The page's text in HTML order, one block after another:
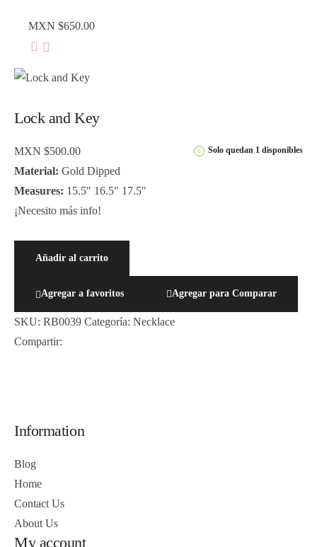
Lock and Key
Solo quedan 1 disponibles
MXN $500.00
Material: Gold Dipped
Measures: 15.5″ 16.5″ 17.5″
¡Necesito más info!
Añadir al carrito
Agregar a favoritos Agregar para Comparar
SKU: RB0039 Categoría: Necklace
Compartir:
MXN $650.00
Information
Blog
Home
Contact Us
About Us
My account